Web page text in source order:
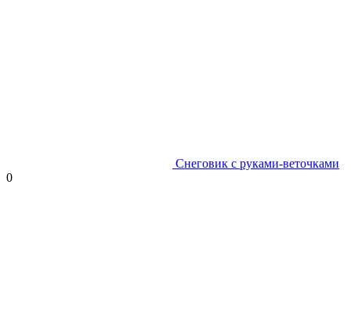
Снеговик с руками-веточками
0